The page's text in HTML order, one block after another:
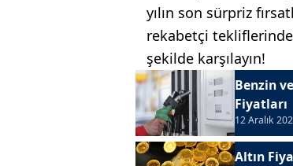
yılın son sürpriz
rekabetçi
şekilde karşılayın!
Benzin
Fiyatları
12 Aralık
Altın